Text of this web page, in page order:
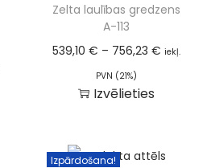
Zelta laulības gredzens
A-113
539,10€ – 756,23€ iekļ.
PVN (21%)
Izvēlieties
Izpārdošana!